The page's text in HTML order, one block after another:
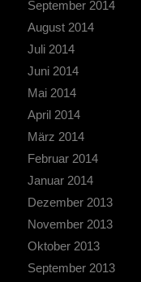
September 2014
August 2014
Juli 2014
Juni 2014
Mai 2014
April 2014
März 2014
Februar 2014
Januar 2014
Dezember 2013
November 2013
Oktober 2013
September 2013